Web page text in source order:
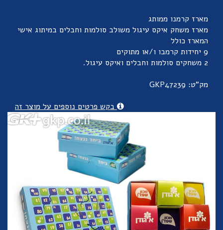
מארז קרמנו ממותג
מארז משחק איקס עיגול משולב סולמות וחבלים במיתוג אישי
המארז כולל
9 יחידות קרמבו ו/או מתוקים
2 משחקים סולמות וחבלים ואיקס עיגול.
מק"ט: GKP47239
בקש פרטים נוספים על מוצר זה